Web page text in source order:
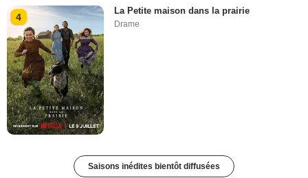
4
La Petite maison dans la prairie
Drame
Saisons inédites bientôt diffusées